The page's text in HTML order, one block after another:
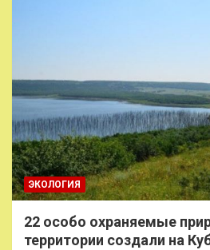
ЭКОЛОГИЯ
22 особо охраняемые
территории создали на